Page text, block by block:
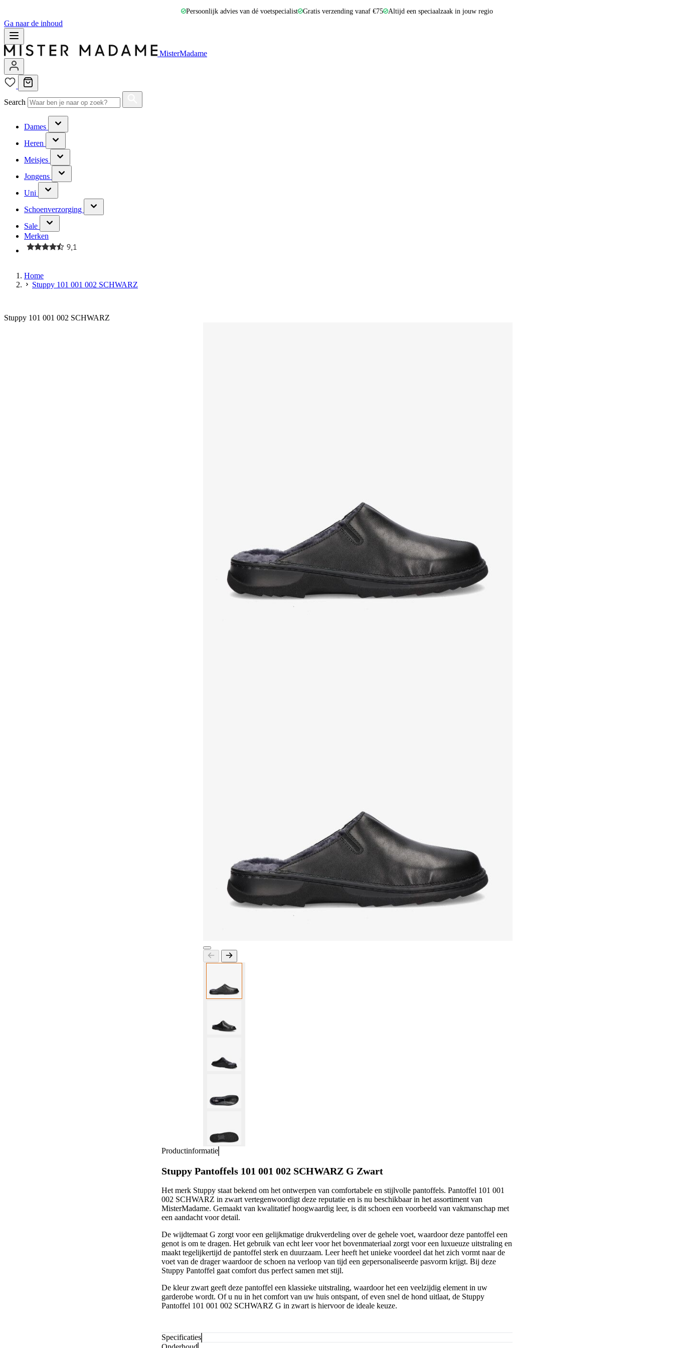
Persoonlijk advies van dé voetspecialist Gratis verzending vanaf €75 Altijd een speciaalzaak in jouw regio
Ga naar de inhoud
MisterMadame
Search
Dames
Heren
Meisjes
Jongens
Uni
Schoenverzorging
Sale
Merken
Home
Stuppy 101 001 002 SCHWARZ
Stuppy 101 001 002 SCHWARZ
Productinformatie
Stuppy Pantoffels 101 001 002 SCHWARZ G Zwart
Het merk Stuppy staat bekend om het ontwerpen van comfortabele en stijlvolle pantoffels. Pantoffel 101 001
002 SCHWARZ in zwart vertegenwoordigt deze reputatie en is nu beschikbaar in het assortiment van
MisterMadame. Gemaakt van kwalitatief hoogwaardig leer, is dit schoen een voorbeeld van vakmanschap met
een aandacht voor detail.
De wijdtemaat G zorgt voor een gelijkmatige drukverdeling over de gehele voet, waardoor deze pantoffel een
genot is om te dragen. Het gebruik van echt leer voor het bovenmateriaal zorgt voor een luxueuze uitstraling en
maakt tegelijkertijd de pantoffel sterk en duurzaam. Leer heeft het unieke voordeel dat het zich vormt naar de
voet van de drager waardoor de schoen na verloop van tijd een gepersonaliseerde pasvorm krijgt. Bij deze
Stuppy Pantoffel gaat comfort dus perfect samen met stijl.
De kleur zwart geeft deze pantoffel een klassieke uitstraling, waardoor het een veelzijdig element in uw
garderobe wordt. Of u nu in het comfort van uw huis ontspant, of even snel de hond uitlaat, de Stuppy
Pantoffel 101 001 002 SCHWARZ G in zwart is hiervoor de ideale keuze.
Specificaties